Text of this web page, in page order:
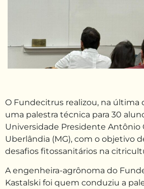
O Fundecitrus realizou, na última
uma palestra técnica para 30
Universidade Presidente Antônio
Uberlândia (MG), com o objetivo
desafios fitossanitários na
A engenheira-agrônoma do
Kastalski foi quem conduziu a